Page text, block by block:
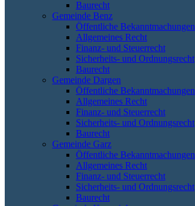
Baurecht
Gemeinde Benz
Öffentliche Bekanntmachungen
Allgemeines Recht
Finanz- und Steuerrecht
Sicherheits- und Ordnungsrecht
Baurecht
Gemeinde Dargen
Öffentliche Bekanntmachungen
Allgemeines Recht
Finanz- und Steuerrecht
Sicherheits- und Ordnungsrecht
Baurecht
Gemeinde Garz
Öffentliche Bekanntmachungen
Allgemeines Recht
Finanz- und Steuerrecht
Sicherheits- und Ordnungsrecht
Baurecht